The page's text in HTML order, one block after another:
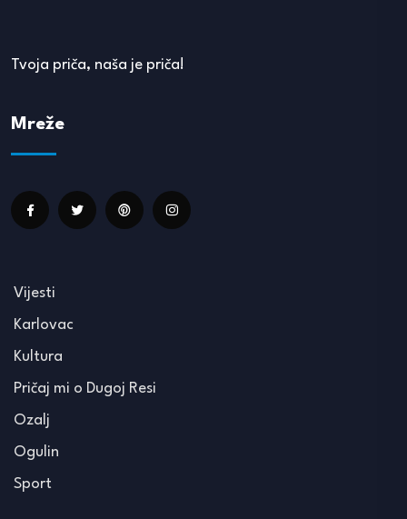
Tvoja priča, naša je priča!
Mreže
Vijesti
Karlovac
Kultura
Pričaj mi o Dugoj Resi
Ozalj
Ogulin
Sport